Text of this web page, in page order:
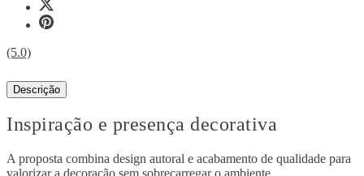
(5.0)
Descrição
Inspiração e presença decorativa
A proposta combina design autoral e acabamento de qualidade para